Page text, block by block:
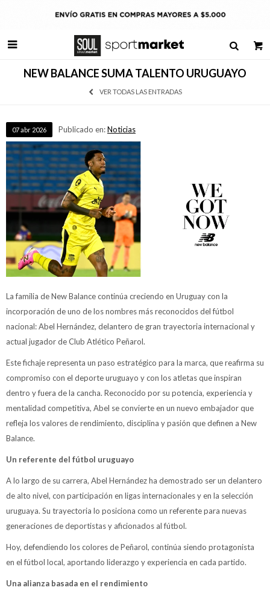

NEW BALANCE SUMA TALENTO URUGUAYO
VER TODAS LAS ENTRADAS
07abr 2026 Publicado en:Noticias
La familia de New Balance continúa creciendo en Uruguay con la
incorporación de uno de los nombres más reconocidos del fútbol
nacional: Abel Hernández, delantero de gran trayectoria internacional y
actual jugador de Club Atlético Peñarol.
Este fichaje representa un paso estratégico para la marca, que reafirma su
compromiso con el deporte uruguayo y con los atletas que inspiran
dentro y fuera de la cancha. Reconocido por su potencia, experiencia y
mentalidad competitiva, Abel se convierte en un nuevo embajador que
refleja los valores de rendimiento, disciplina y pasión que definen a New
Balance.
Un referente del fútbol uruguayo
A lo largo de su carrera, Abel Hernández ha demostrado ser un delantero
de alto nivel, con participación en ligas internacionales y en la selección
uruguaya. Su trayectoria lo posiciona como un referente para nuevas
generaciones de deportistas y aficionados al fútbol.
Hoy, defendiendo los colores de Peñarol, continúa siendo protagonista
en el fútbol local, aportando liderazgo y experiencia en cada partido.
Una alianza basada en el rendimiento